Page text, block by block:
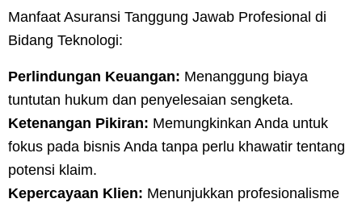
Manfaat Asuransi Tanggung Jawab Profesional di
Bidang Teknologi:
Perlindungan Keuangan: Menanggung biaya
tuntutan hukum dan penyelesaian sengketa.
Ketenangan Pikiran: Memungkinkan Anda untuk
fokus pada bisnis Anda tanpa perlu khawatir tentang
potensi klaim.
Kepercayaan Klien: Menunjukkan profesionalisme